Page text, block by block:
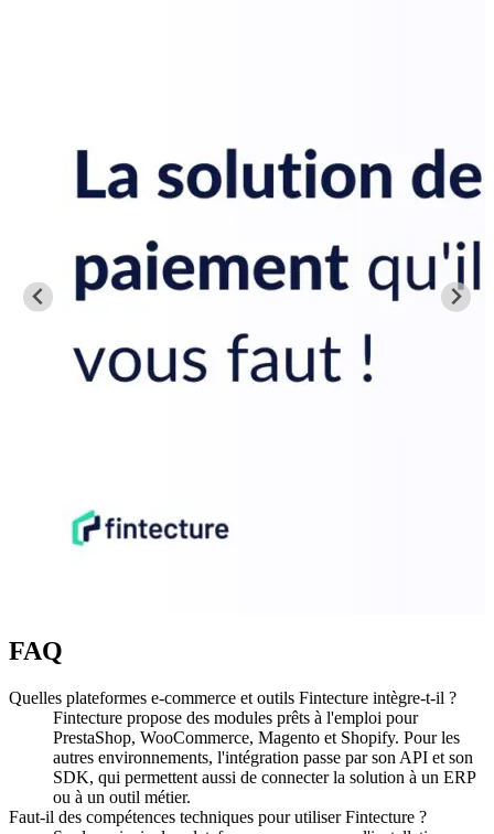
FAQ
Quelles plateformes e-commerce et outils Fintecture intègre-t-il ?
Fintecture propose des modules prêts à l'emploi pour
PrestaShop, WooCommerce, Magento et Shopify. Pour les
autres environnements, l'intégration passe par son API et son
SDK, qui permettent aussi de connecter la solution à un ERP
ou à un outil métier.
Faut-il des compétences techniques pour utiliser Fintecture ?